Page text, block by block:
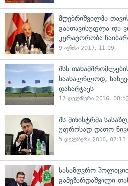
მღებრიშვილმა
გაათავისუფლა და
კურატორობა
9 ივნისი 2017, 11:09
შსს
საახალწლოდ,
დახარჯავს
17 დეკემბერი 2016, 08:52
შს მინისტრმა
უფროსად დათო
5 დეკემბერი 2016, 07:13
სასაზღვრო
გამეზარდაშვილი